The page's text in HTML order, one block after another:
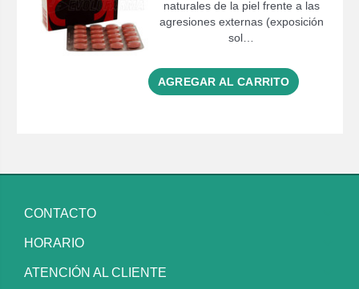
naturales de la piel frente a las
agresiones externas (exposición
sol…
AGREGAR AL CARRITO
CONTACTO
HORARIO
ATENCIÓN AL CLIENTE